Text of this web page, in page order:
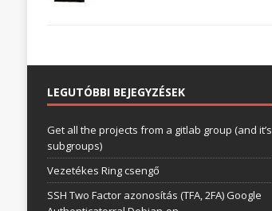
LEGUTÓBBI BEJEGYZÉSEK
Get all the projects from a gitlab group (and it’s
subgroups)
Vezetékes Ring csengő
SSH Two Factor azonosítás (TFA, 2FA) Google